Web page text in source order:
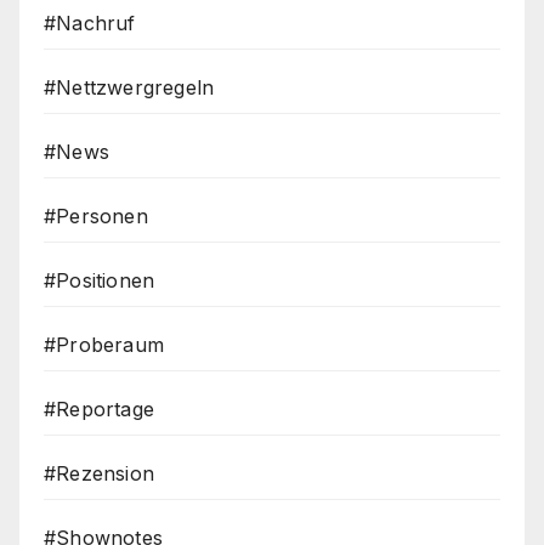
#Nachruf
#Nettzwergregeln
#News
#Personen
#Positionen
#Proberaum
#Reportage
#Rezension
#Shownotes